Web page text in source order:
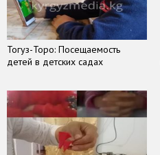
Тогуз-Торо: Посещаемость
детей в детских садах